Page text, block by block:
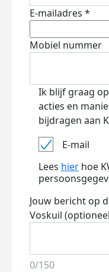
E-mailadres *
Mobiel nummer
Ik blijf graag
acties en
bijdragen aan
E-mail
Lees hier hoe
Jouw bericht op
Voskuil
0/150